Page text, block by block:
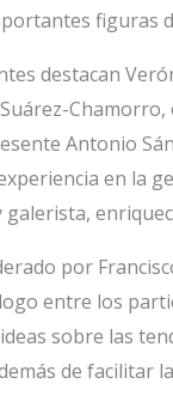
figuras
destacan
Antonio
en la
galerista,
por
entre los
sobre las
de facilitar